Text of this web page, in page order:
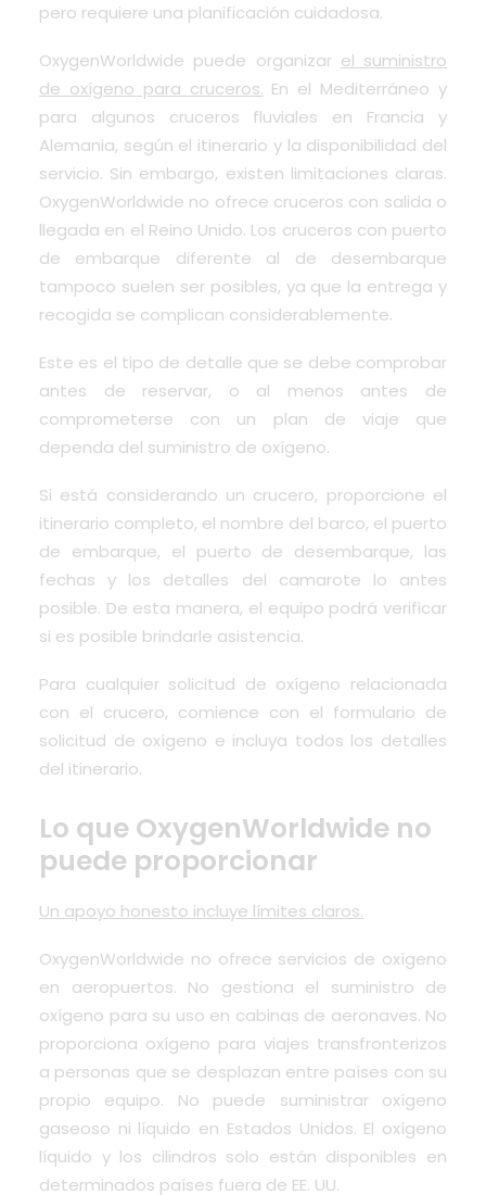
pero requiere una planificación cuidadosa.
OxygenWorldwide puede organizar el suministro
de oxígeno para cruceros. En el Mediterráneo y
para algunos cruceros fluviales en Francia y
Alemania, según el itinerario y la disponibilidad del
servicio. Sin embargo, existen limitaciones claras.
OxygenWorldwide no ofrece cruceros con salida o
llegada en el Reino Unido. Los cruceros con puerto
de embarque diferente al de desembarque
tampoco suelen ser posibles, ya que la entrega y
recogida se complican considerablemente.
Este es el tipo de detalle que se debe comprobar
antes de reservar, o al menos antes de
comprometerse con un plan de viaje que
dependa del suministro de oxígeno.
Si está considerando un crucero, proporcione el
itinerario completo, el nombre del barco, el puerto
de embarque, el puerto de desembarque, las
fechas y los detalles del camarote lo antes
posible. De esta manera, el equipo podrá verificar
si es posible brindarle asistencia.
Para cualquier solicitud de oxígeno relacionada
con el crucero, comience con el formulario de
solicitud de oxígeno e incluya todos los detalles
del itinerario.
Lo que OxygenWorldwide no
puede proporcionar
Un apoyo honesto incluye límites claros.
OxygenWorldwide no ofrece servicios de oxígeno
en aeropuertos. No gestiona el suministro de
oxígeno para su uso en cabinas de aeronaves. No
proporciona oxígeno para viajes transfronterizos
a personas que se desplazan entre países con su
propio equipo. No puede suministrar oxígeno
gaseoso ni líquido en Estados Unidos. El oxígeno
líquido y los cilindros solo están disponibles en
determinados países fuera de EE. UU.